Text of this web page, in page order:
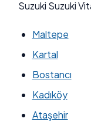
Suzuki Suzuki
Maltepe
Kartal
Bostancı
Kadıköy
Ataşehir